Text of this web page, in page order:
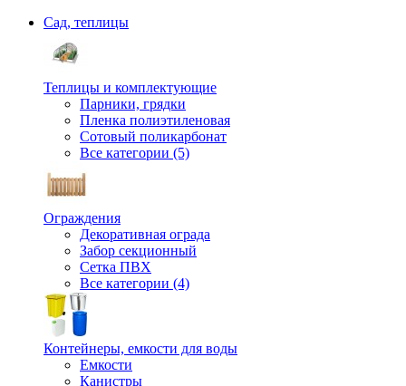
Сад, теплицы
Теплицы и комплектующие
Парники, грядки
Пленка полиэтиленовая
Сотовый поликарбонат
Все категории (5)
Ограждения
Декоративная ограда
Забор секционный
Сетка ПВХ
Все категории (4)
Контейнеры, емкости для воды
Емкости
Канистры